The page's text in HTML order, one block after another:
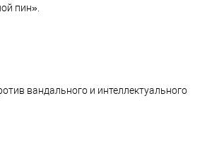
пин».
вандального и интеллектуального